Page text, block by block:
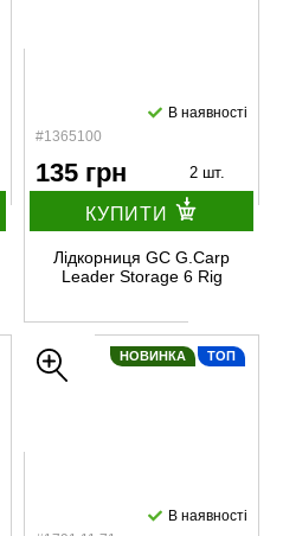
#1365100
В наявності
135 грн 2 шт.
КУПИТИ
Лідкорниця GC G.Carp
Leader Storage 6 Rig
ТОП
НОВИНКА
В наявності